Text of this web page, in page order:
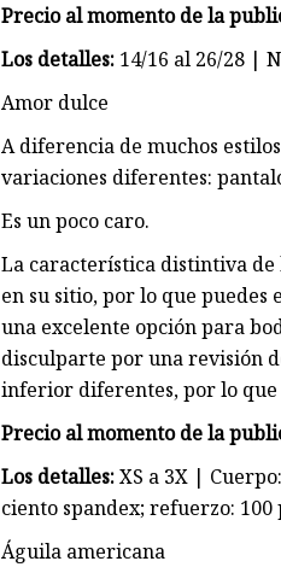
Precio al momento de la
Los detalles: 14/16 al 26/28 |
Amor dulce
A diferencia de muchos
variaciones diferentes:
Es un poco caro.
La característica distintiva de
en su sitio, por lo que puedes
una excelente opción para
disculparte por una revisión
inferior diferentes, por lo que
Precio al momento de la
Los detalles:XS a 3X |
ciento spandex; refuerzo:
Águila americana